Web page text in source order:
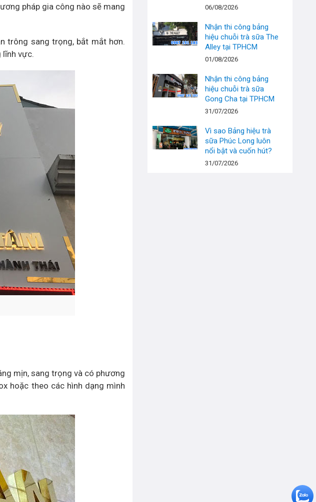
pháp gia công nào sẽ mang
trông sang trọng, bắt mắt hơn.
lĩnh vực.
mịn, sang trọng và có phương
hoặc theo các hình dạng mình
06/08/2026
Nhận thi công bảng
hiệu chuỗi trà sữa The
Alley tại TPHCM
01/08/2026
Nhận thi công bảng
hiệu chuỗi trà sữa
Gong Cha tại TPHCM
31/07/2026
Vì sao Bảng hiệu trà
sữa Phúc Long luôn
nổi bật và cuốn hút?
31/07/2026